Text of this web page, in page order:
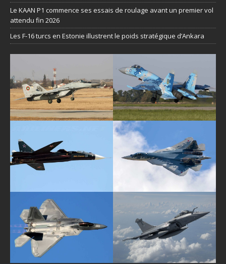
Le KAAN P1 commence ses essais de roulage avant un premier vol
attendu fin 2026
Les F-16 turcs en Estonie illustrent le poids stratégique d’Ankara